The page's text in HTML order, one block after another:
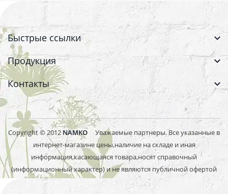
Быстрые ссылки
Продукция
Контакты
Copyright © 2012 NAMKO Уважаемые партнеры. Все указанные в
интернет-магазине цены,наличие на складе и иная
информация,касающаяся товара,носят справочный
(информационный характер) и не являются публичной офертой